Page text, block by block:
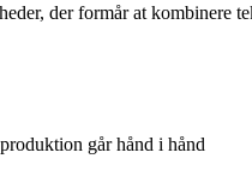
der formår at kombinere
går hånd i hånd